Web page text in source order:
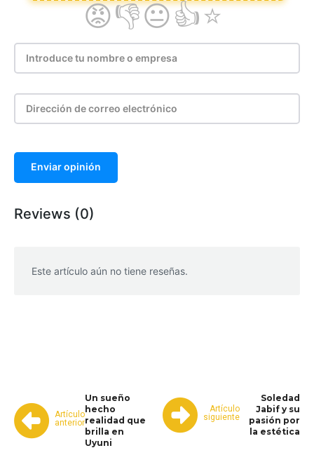
Enviar opinión
Reviews (0)
Este artículo aún no tiene reseñas.
Artículo
anterior
Un sueño
hecho
realidad que
brilla en
Uyuni
Artículo
siguiente
Soledad
Jabif y su
pasión por
la estética